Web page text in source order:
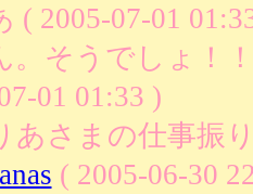
( 2005-07-01
。そうでしょ！
01 01:33 )
あさまの仕事振
( 2005-06-30